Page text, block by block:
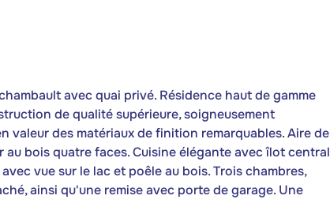
avec quai privé. Résidence haut de gamme
de qualité supérieure, soigneusement
valeur des matériaux de finition remarquables. Aire de
bois quatre faces. Cuisine élégante avec îlot central
vue sur le lac et poêle au bois. Trois chambres,
ainsi qu'une remise avec porte de garage. Une